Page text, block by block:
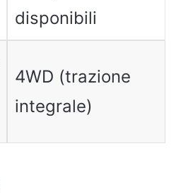
disponibili
4WD (trazione
integrale)